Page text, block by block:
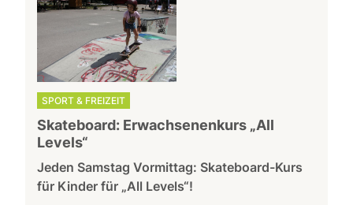
SPORT & FREIZEIT
Skateboard: Erwachsenenkurs „All
Levels“
Jeden Samstag Vormittag: Skateboard-Kurs
für Kinder für „All Levels“!